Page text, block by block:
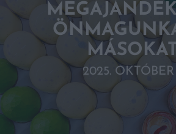
2025. OKTÓBER